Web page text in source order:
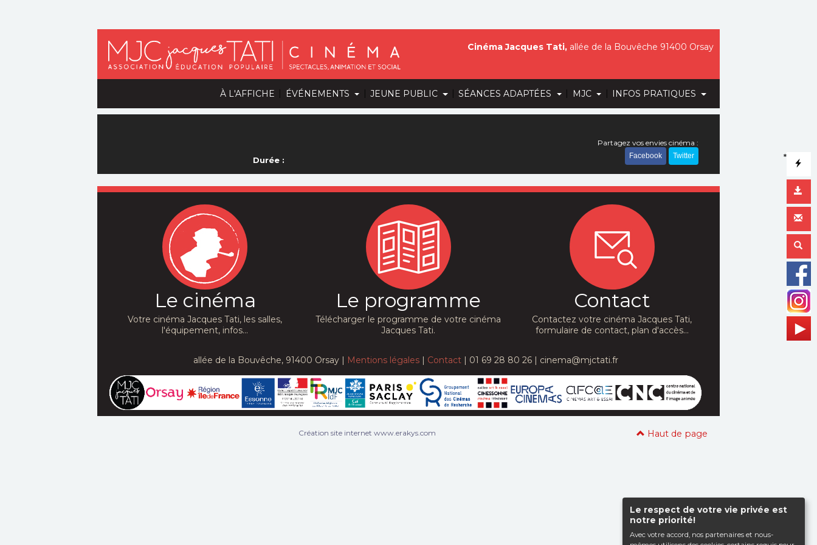
Le respect de votre vie privée est
notre priorité!
Avec votre accord, nos partenaires et nous-
À L'AFFICHE | ÉVÉNEMENTS | JEUNE PUBLIC | SÉANCES ADAPTÉES | MJC | INFOS PRATIQUES
*
Cinéma Jacques Tati, allée de la Bouvêche 91400 Orsay
Durée :
Partagez vos envies cinéma :
Facebook Twitter
Le cinéma
Votre cinéma Jacques Tati, les salles,
l'équipement, infos...
Le programme
Télécharger le programme de votre cinéma
Jacques Tati.
Contact
Contactez votre cinéma Jacques Tati,
formulaire de contact, plan d'accès...
allée de la Bouvêche, 91400 Orsay | Mentions légales| Contact| 01 69 28 80 26 | cinema@mjctati.fr
Haut de page
Création site internet www.erakys.com